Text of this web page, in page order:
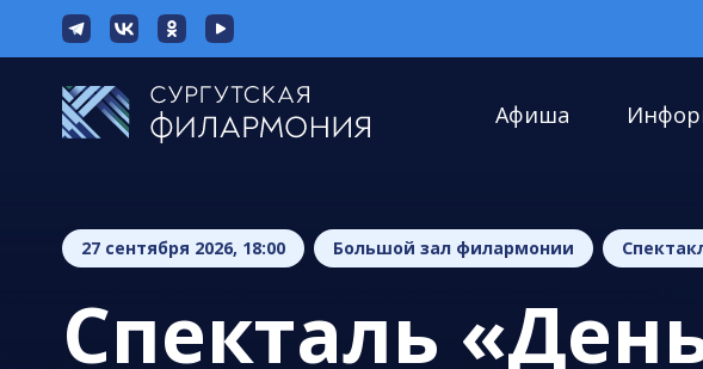
Афиша
27 сентября 2026, 18:00 Большой зал филармонии
Спекталь